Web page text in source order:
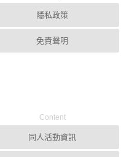
隱私政策
免責聲明
Content
同人活動資訊